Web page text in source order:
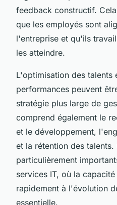
feedback constructif.
que les employés sont
l'entreprise et qu'ils
les atteindre.
L'optimisation des talents
performances peuvent
stratégie plus large de
comprend également le
et le développement,
et la rétention des
particulièrement
services IT, où la
rapidement à l'évolution
essentielle.